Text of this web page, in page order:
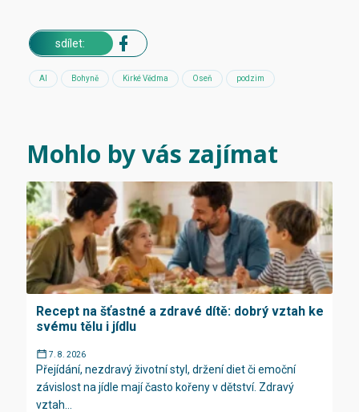
sdílet:
AI Bohyně Kirké Vědma Oseň podzim
Mohlo by vás zajímat
Recept na šťastné a zdravé dítě: dobrý vztah ke
svému tělu i jídlu
7. 8. 2026
Přejídání, nezdravý životní styl, držení diet či emoční
závislost na jídle mají často kořeny v dětství. Zdravý
vztah...